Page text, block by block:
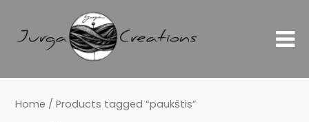
Home / Products tagged “paukštis”